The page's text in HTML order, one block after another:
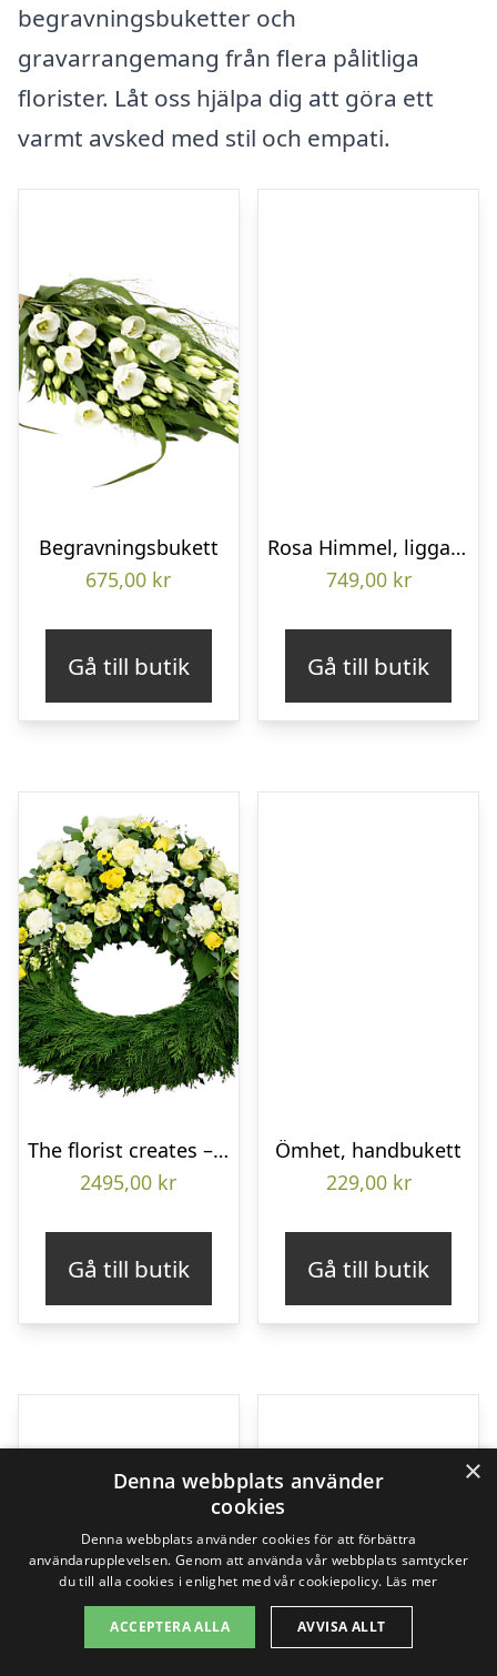
begravningsbuketter och
gravarrangemang från flera pålitliga
florister. Låt oss hjälpa dig att göra ett
varmt avsked med stil och empati.
Begravningsbukett
675,00 kr
Gå till butik
Rosa Himmel, liggande bukett
749,00 kr
Gå till butik
The florist creates – Funeral wreath
2495,00 kr
Gå till butik
Ömhet, handbukett
229,00 kr
Gå till butik
×
Denna webbplats använder
cookies
Denna webbplats använder cookies för att förbättra
användarupplevelsen. Genom att använda vår webbplats samtycker
du till alla cookies i enlighet med vår cookiepolicy. Läs mer
ACCEPTERA ALLA AVVISA ALLT